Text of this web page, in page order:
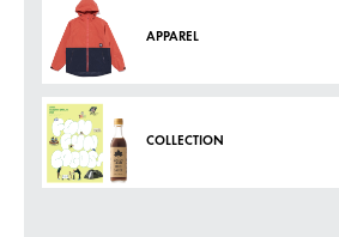
APPAREL
COLLECTION